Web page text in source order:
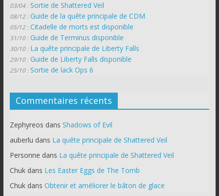
03/04 : Sortie de Shattered Veil
08/12 : Guide de la quête principale de CDM
05/12 : Citadelle de morts est disponible
31/10 : Guide de Terminus disponible
30/10 : La quête principale de Liberty Falls
29/10 : Guide de Liberty Falls disponible
25/10 : Sortie de lack Ops 6
Commentaires récents
Zephyreos dans Shadows of Evil
auberlu dans La quête principale de Shattered Veil
Personne dans La quête principale de Shattered Veil
Chukdans Les Easter Eggs de The Tomb
Chukdans Obtenir et améliorer le bâton de glace